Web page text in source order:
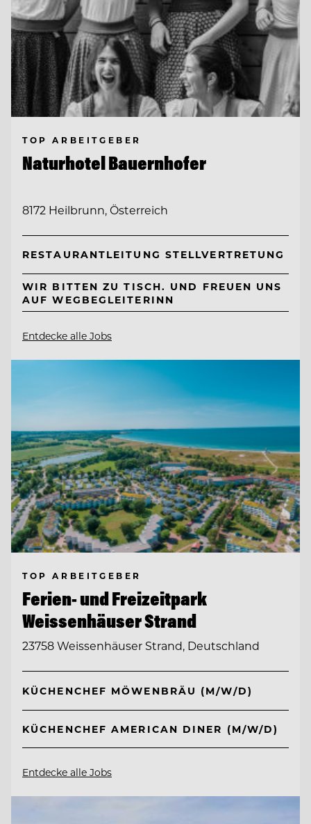
TOP ARBEITGEBER
Naturhotel Bauernhofer
8172 Heilbrunn, Österreich
RESTAURANTLEITUNG STELLVERTRETUNG
WIR BITTEN ZU TISCH. UND FREUEN UNS
AUF WEGBEGLEITERINN
Entdecke alle Jobs
TOP ARBEITGEBER
Ferien- und Freizeitpark
Weissenhäuser Strand
23758 Weissenhäuser Strand, Deutschland
KÜCHENCHEF MÖWENBRÄU (M/W/D)
KÜCHENCHEF AMERICAN DINER (M/W/D)
Entdecke alle Jobs